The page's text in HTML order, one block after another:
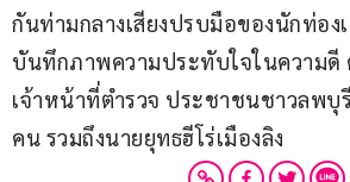
กันท่ามกลางเสียงปรบมือของนักท่อง
บันทึกภาพความประทับใจในความดี
เจ้าหน้าที่ตำรวจ ประชาชนชาวลพบุ
คน รวมถึงนายยุทธฮีโร่เมืองลิง